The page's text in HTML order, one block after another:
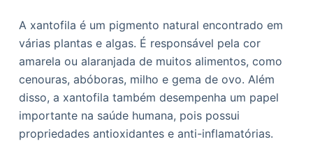
n
e
ú
d
o
A xantofila é um pigmento natural encontrado em
várias plantas e algas. É responsável pela cor
amarela ou alaranjada de muitos alimentos, como
cenouras, abóboras, milho e gema de ovo. Além
disso, a xantofila também desempenha um papel
importante na saúde humana, pois possui
propriedades antioxidantes e anti-inflamatórias.